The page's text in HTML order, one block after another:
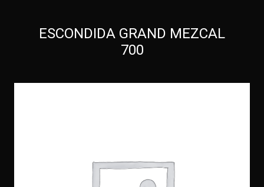
ESCONDIDA GRAND MEZCAL
700